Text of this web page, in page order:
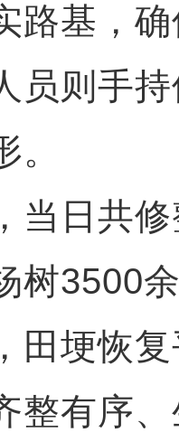
路基，
员则手
日共修
树3500
田埂恢
整有序